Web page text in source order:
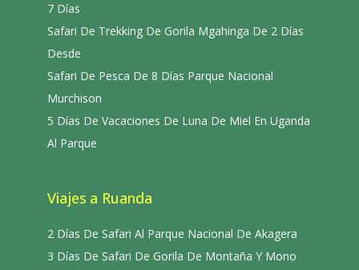
7 Días
Safari De Trekking De Gorila Mgahinga De 2 Días
Desde
Safari De Pesca De 8 Días Parque Nacional
Murchison
5 Días De Vacaciones De Luna De Miel En Uganda
Al Parque
Viajes a Ruanda
2 Días De Safari Al Parque Nacional De Akagera
3 Días De Safari De Gorila De Montaña Y Mono